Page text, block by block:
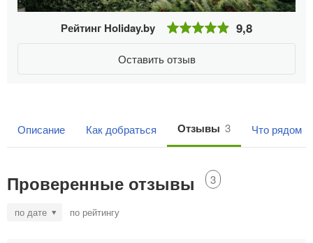
Рейтинг Holiday.by 9,8
Оставить отзыв
Описание Как добраться Отзывы 3 Что рядом
Проверенные отзывы 3
по дате по рейтингу